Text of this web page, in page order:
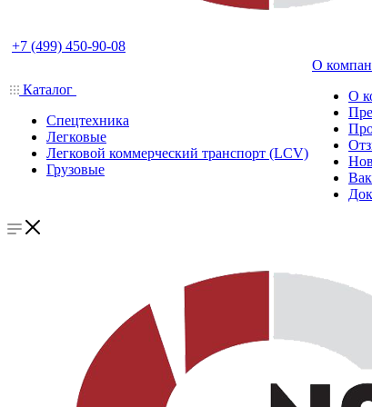
+7 (499) 450-90-08
Каталог
Спецтехника
Легковые
Легковой коммерческий транспорт (LCV)
Грузовые
О
О